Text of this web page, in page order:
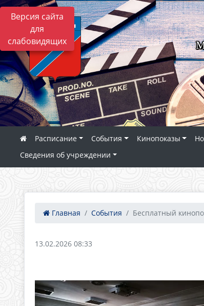
Версия сайта
для
слабовидящих
Расписание События Кинопоказы
Сведения об учреждении
Главная События Бесплатный
13.02.2026 08:33